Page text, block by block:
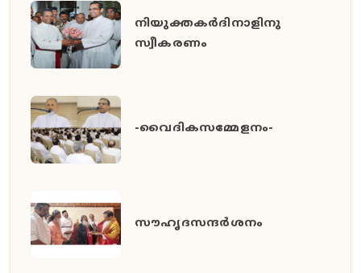
നിയുക്തകർദിനാളിനു
സ്വീകരണം
-വൈദികസമ്മേളനം-
സൗഹൃദസന്ദർശനം